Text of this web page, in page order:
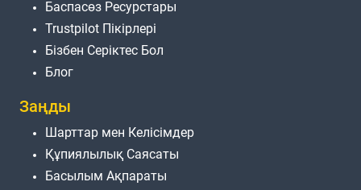
Баспасөз Ресурстары
Trustpilot Пікірлері
Бізбен Серіктес Бол
Блог
Заңды
Шарттар мен Келісімдер
Құпиялылық Саясаты
Басылым Ақпараты